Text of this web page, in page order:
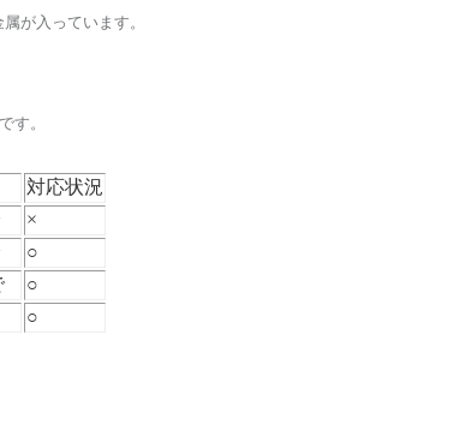
が入っています。
す。
対応状況
×
○
○
○